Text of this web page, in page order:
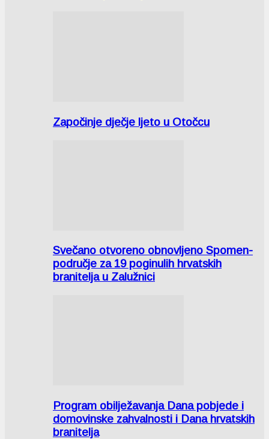
Započinje dječje ljeto u Otočcu
Svečano otvoreno obnovljeno Spomen-
područje za 19 poginulih hrvatskih
branitelja u Zalužnici
Program obilježavanja Dana pobjede i
domovinske zahvalnosti i Dana hrvatskih
branitelja